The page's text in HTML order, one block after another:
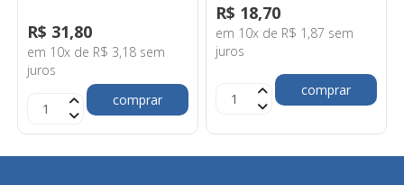
R$ 31,80
em 10x de R$ 3,18 sem
juros
comprar
R$ 18,70
em 10x de R$ 1,87 sem
juros
comprar